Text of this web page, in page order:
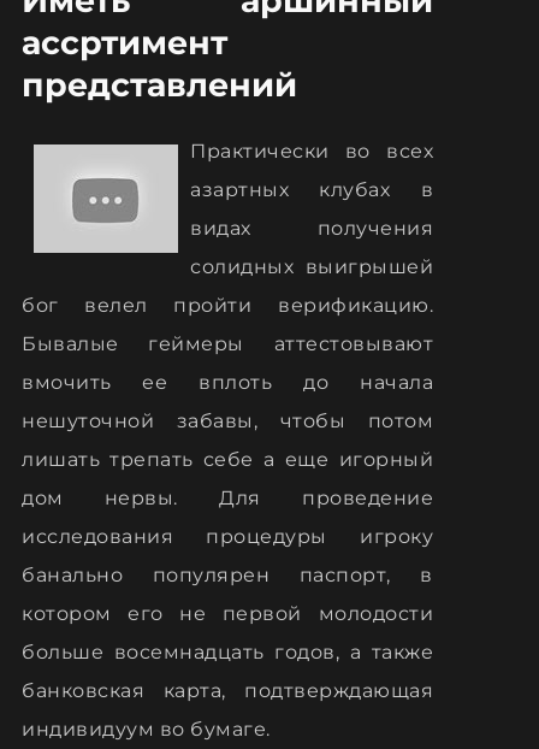
ассртимент
представлений
Практически во всех
азартных клубах в
видах получения
солидных выигрышей
бог велел пройти верификацию.
Бывалые геймеры аттестовывают
вмочить ее вплоть до начала
нешуточной забавы, чтобы потом
лишать трепать себе а еще игорный
дом нервы. Для проведение
исследования процедуры игроку
банально популярен паспорт, в
котором его не первой молодости
больше восемнадцать годов, а также
банковская карта, подтверждающая
индивидуум во бумаге.